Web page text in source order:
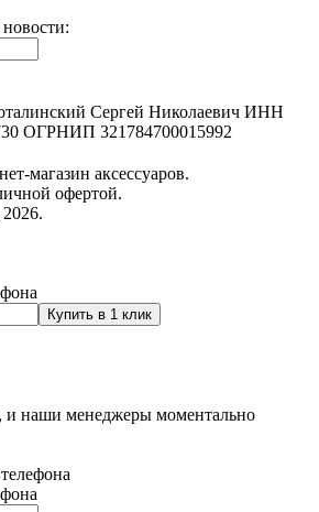
Сергей Николаевич ИНН
ОГРНИП 321784700015992
магазин аксессуаров.
офертой.
Купить в 1 клик
и наши менеджеры моментально